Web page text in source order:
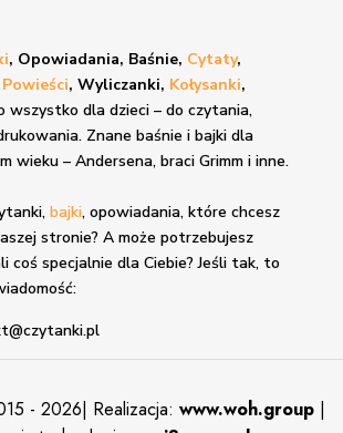
, Opowiadania, Baśnie, Cytaty,
Powieści, Wyliczanki, Kołysanki,
wszystko dla dzieci – do czytania,
Znane baśnie i bajkidla
wieku – Andersena, braci Grimm i inne.
bajki, opowiadania, które chcesz
stronie? A może potrzebujesz
coś specjalnie dla Ciebie? Jeśli tak, to
- 2026| Realizacja: www.woh.group |